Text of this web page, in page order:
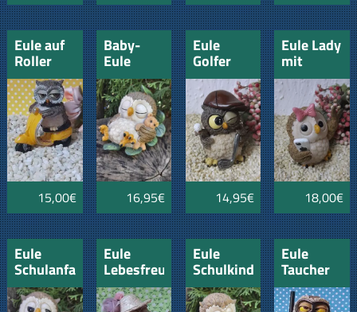
Eule auf
Roller
gelb
15,00€
Baby-
Eule
schlafend
mit
Teddy
16,95€
Eule
Golfer
14,95€
Eule Lady
mit
Handy
18,00€
Eule
Schulanfang
Eule
Lebesfreude
Eule
Schulkind
Eule
Taucher